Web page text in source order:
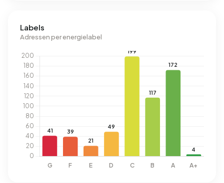
Labels
Adressen per energielabel